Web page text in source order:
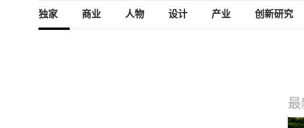
独家 商业 人物 设计 产业 创新研究
最